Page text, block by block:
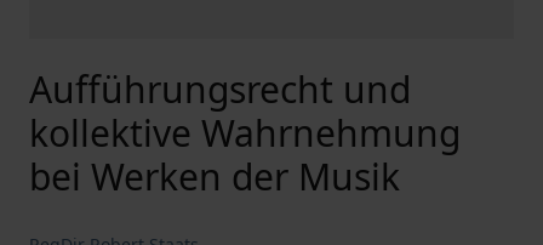
Aufführungsrecht und
kollektive Wahrnehmung
bei Werken der Musik